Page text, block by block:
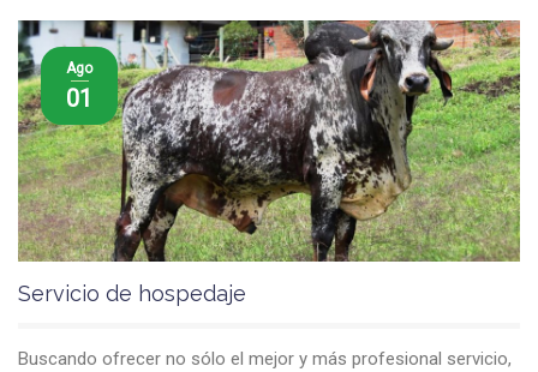
Ago
01
Servicio de hospedaje
Buscando ofrecer no sólo el mejor y más profesional servicio,